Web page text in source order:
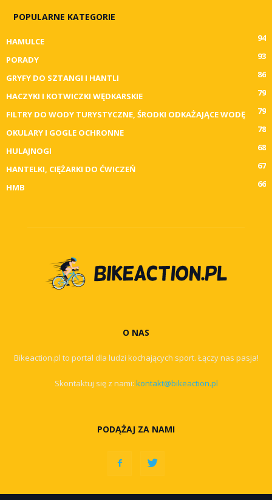
POPULARNE KATEGORIE
HAMULCE
94
PORADY
93
GRYFY DO SZTANGI I HANTLI
86
HACZYKI I KOTWICZKI WĘDKARSKIE
79
FILTRY DO WODY TURYSTYCZNE, ŚRODKI ODKAŻAJĄCE WODĘ
79
OKULARY I GOGLE OCHRONNE
78
HULAJNOGI
68
HANTELKI, CIĘŻARKI DO ĆWICZEŃ
67
HMB
66
O NAS
Bikeaction.pl to portal dla ludzi kochających sport. Łączy nas pasja!
Skontaktuj się z nami: kontakt@bikeaction.pl
PODĄŻAJ ZA NAMI